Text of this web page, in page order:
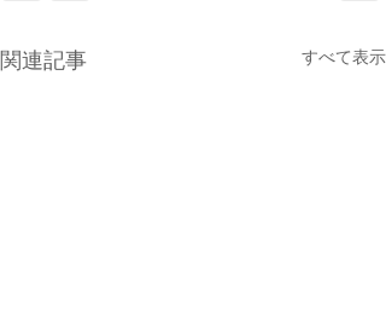
関連記事 すべて表示